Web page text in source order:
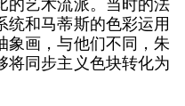
统和马蒂斯的色彩运用
象画，与他们不同，朱
将同步主义色块转化为